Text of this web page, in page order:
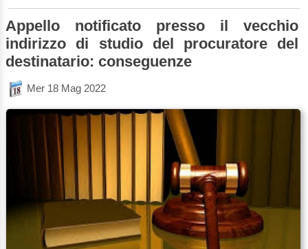
Appello notificato presso il vecchio
indirizzo di studio del procuratore del
destinatario: conseguenze
Mer 18 Mag 2022